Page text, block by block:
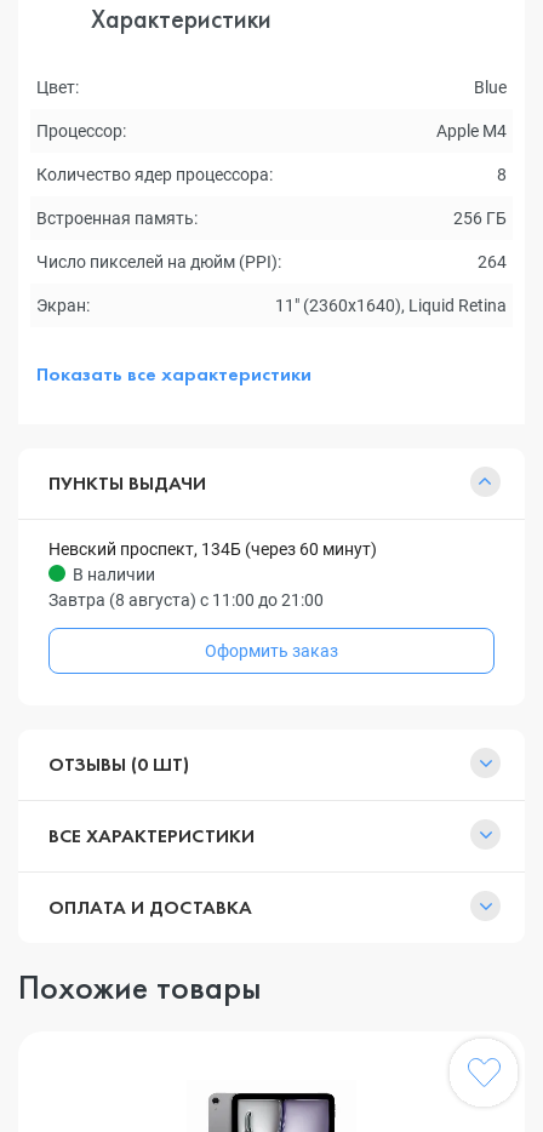
Характеристики
Цвет: Blue
Процессор: Apple M4
Количество ядер процессора: 8
Встроенная память: 256 ГБ
Число пикселей на дюйм (PPI): 264
Экран: 11" (2360x1640), Liquid Retina
Показать все характеристики
ПУНКТЫ ВЫДАЧИ
Невский проспект, 134Б (через 60 минут)
В наличии
Завтра (8 августа) с 11:00 до 21:00
Оформить заказ
ОТЗЫВЫ (0 ШТ)
ВСЕ ХАРАКТЕРИСТИКИ
ОПЛАТА И ДОСТАВКА
Похожие товары